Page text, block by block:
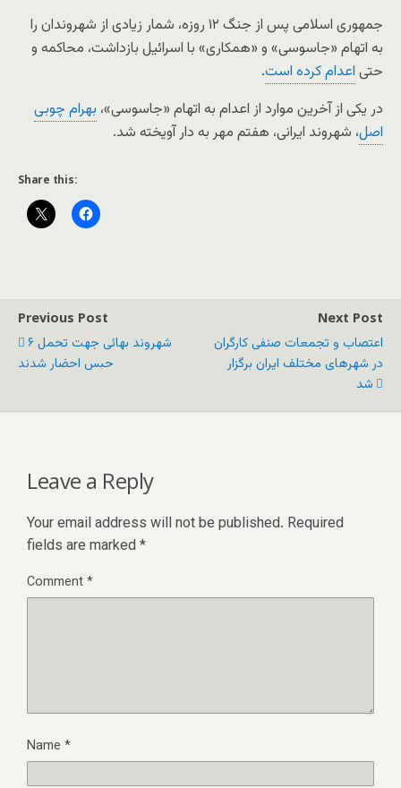
جمهوری اسلامی پس از جنگ ۱۲ روزه، شمار زیادی از شهروندان را
به اتهام «جاسوسی» و «همکاری» با اسرائیل بازداشت، محاکمه و
حتی اعدام کرده است.
در یکی از آخرین موارد از اعدام به اتهام «جاسوسی»، بهرام چوبی
اصل، شهروند ایرانی، هفتم مهر به دار آویخته شد.
Share this:
Previous Post
۶ شهروند بهائی جهت تحمل
حبس احضار شدند
Next Post
اعتصاب و تجمعات صنفی کارگران
در شهرهای مختلف ایران برگزار
شد
Leave a Reply
Your email address will not be published. Required
fields are marked *
Comment*
Name *